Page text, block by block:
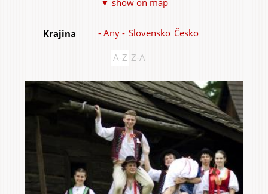
Garden & Orchard
Krajina - Any - Slovensko Česko
A-Z Z-A